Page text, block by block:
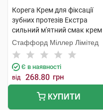
Корега Крем для фіксації
зубних протезів Екстра
сильний м'ятний смак крем
70 г 1 шт
Стаффорд Міллер Лімітед
Є в наявності
від 268.80 грн
КУПИТИ